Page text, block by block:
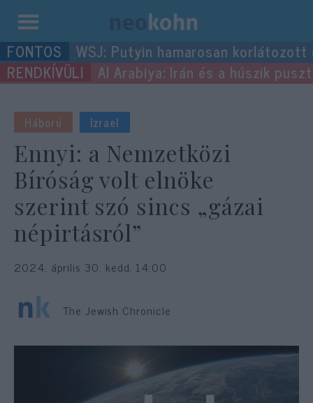
Kilépés
a
tartalomba
WSJ: Putyin hamarosan
Al Arabiya: Irán és a húszik
Háború Izrael
Ennyi: a Nemzetközi
Bíróság volt elnöke
szerint szó sincs „gázai
népirtásról”
2024. április 30. kedd, 14:00
The Jewish Chronicle